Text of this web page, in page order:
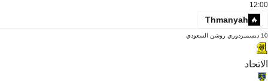
12:00
Thmanyah
10 ديسمبر دوري روشن السعودي
الاتحاد